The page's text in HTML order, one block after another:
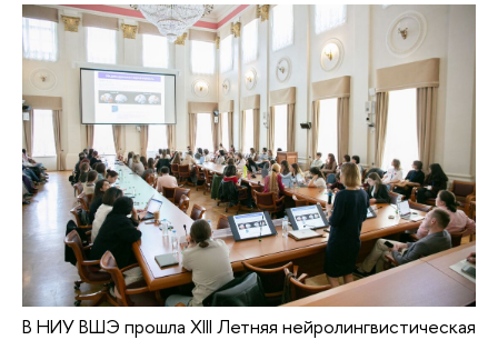
В НИУ ВШЭ прошла XIII Летняя нейролингвистическая